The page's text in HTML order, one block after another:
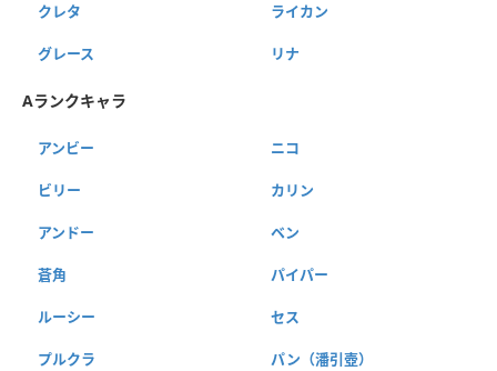
クレタ ライカン
グレース リナ
Aランクキャラ
アンビー ニコ
ビリー カリン
アンドー ベン
蒼角 パイパー
ルーシー セス
プルクラ パン（潘引壺）